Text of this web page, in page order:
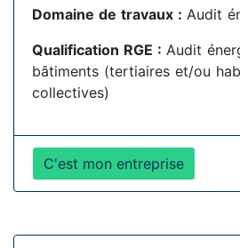
Domaine de travaux : Audit
Qualification RGE : Audit
bâtiments (tertiaires et/ou
collectives)
C'est mon entreprise